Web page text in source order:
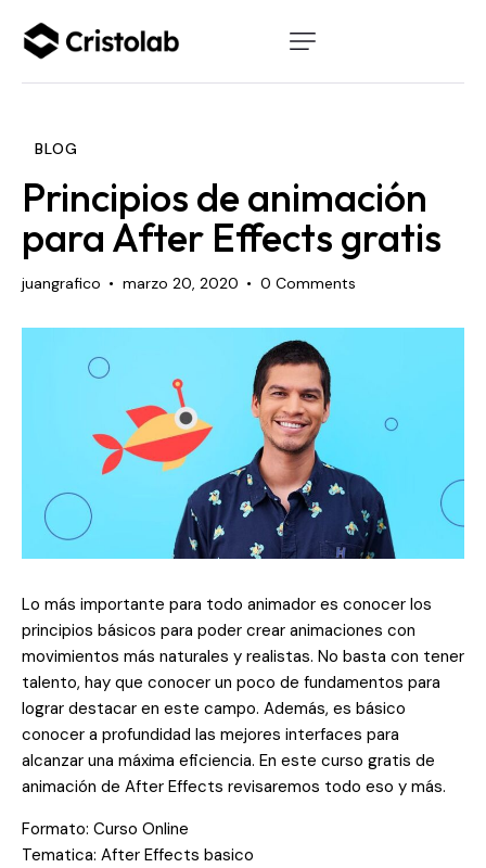
BLOG
Principios de animación
para After Effects gratis
juangrafico marzo 20, 2020 0 Comments
Lo más importante para todo animador es conocer los
principios básicos para poder crear animaciones con
movimientos más naturales y realistas. No basta con tener
talento, hay que conocer un poco de fundamentos para
lograr destacar en este campo. Además, es básico
conocer a profundidad las mejores interfaces para
alcanzar una máxima eficiencia. En este curso gratis de
animación de After Effects revisaremos todo eso y más.
Formato: Curso Online
Tematica: After Effects basico